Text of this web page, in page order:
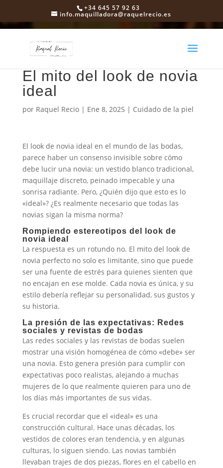
+34 645 57 92 63
info.maquilladora@raquelrecio.es
El mito del look de novia
ideal
por Raquel Recio| Ene 8, 2025 | Cuidado de la piel
El look de novia ideal en el mundo de las bodas,
parece haber un consenso invisible sobre cómo
debe lucir una novia: un vestido blanco tradicional,
maquillaje discreto, peinado impecable y una
sonrisa radiante. Pero, ¿Quién dijo que esto es lo
«ideal»? ¿Es realmente necesario que todas las
novias sigan la misma norma?
Rompiendo estereotipos del look de
novia ideal
La respuesta es un rotundo no. El mito del look de
novia perfecto no solo es limitante, sino que puede
ser una fuente de estrés para quienes sienten que
no encajan en ese molde. Cada novia es única, y su
estilo debería reflejar su personalidad, sus gustos y
su historia.
La presión de las expectativas: Redes
sociales y revistas de bodas
Las redes sociales y las revistas de bodas suelen
mostrar una visión homogénea de cómo «debe» ser
una novia. Esto genera presión para cumplir con
expectativas poco realistas, alejando a muchas
mujeres de lo que realmente quieren para uno de
los días más importantes de sus vidas.
Es crucial recordar que el «ideal» es una
construcción cultural. Hace unas décadas, los
vestidos de colores eran tendencia, y en algunas
culturas, lo siguen siendo. Las novias también
llevaban trajes de dos piezas, flores en el cabello en